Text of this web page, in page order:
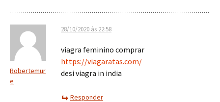
Robertemur
e
28/10/2020 às 22:58
viagra feminino comprar
https://viagaratas.com/
desi viagra in india
Responder